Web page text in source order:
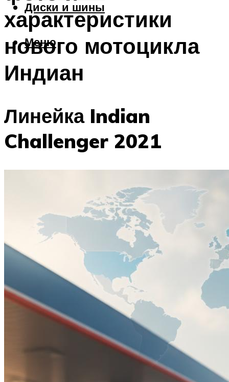
Диски и шины
Меню
характеристики
нового мотоцикла
Индиан
Линейка Indian
Challenger 2021